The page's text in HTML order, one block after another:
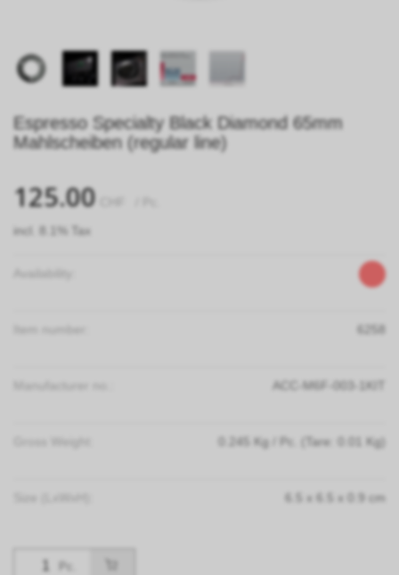
Espresso Specialty Black Diamond 65mm
Mahlscheiben (regular line)
125.00
incl. 8.1% Tax
ACC-M6F-003-1KIT
0.245 Kg / Pc. (Tare: 0.01 Kg)
x x cm
Pc.